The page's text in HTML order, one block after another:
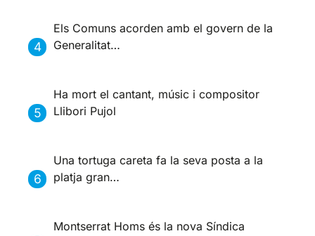
Els Comuns acorden amb el govern de la
Generalitat…
Ha mort el cantant, músic i compositor
Llibori Pujol
Una tortuga careta fa la seva posta a la
platja gran…
Montserrat Homs és la nova Síndica